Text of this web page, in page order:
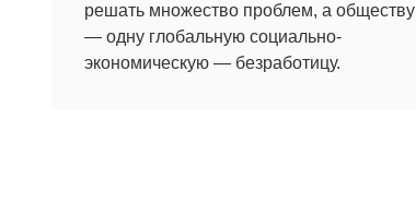
решать множество проблем, а обществу
— одну глобальную социально-
экономическую — безработицу.